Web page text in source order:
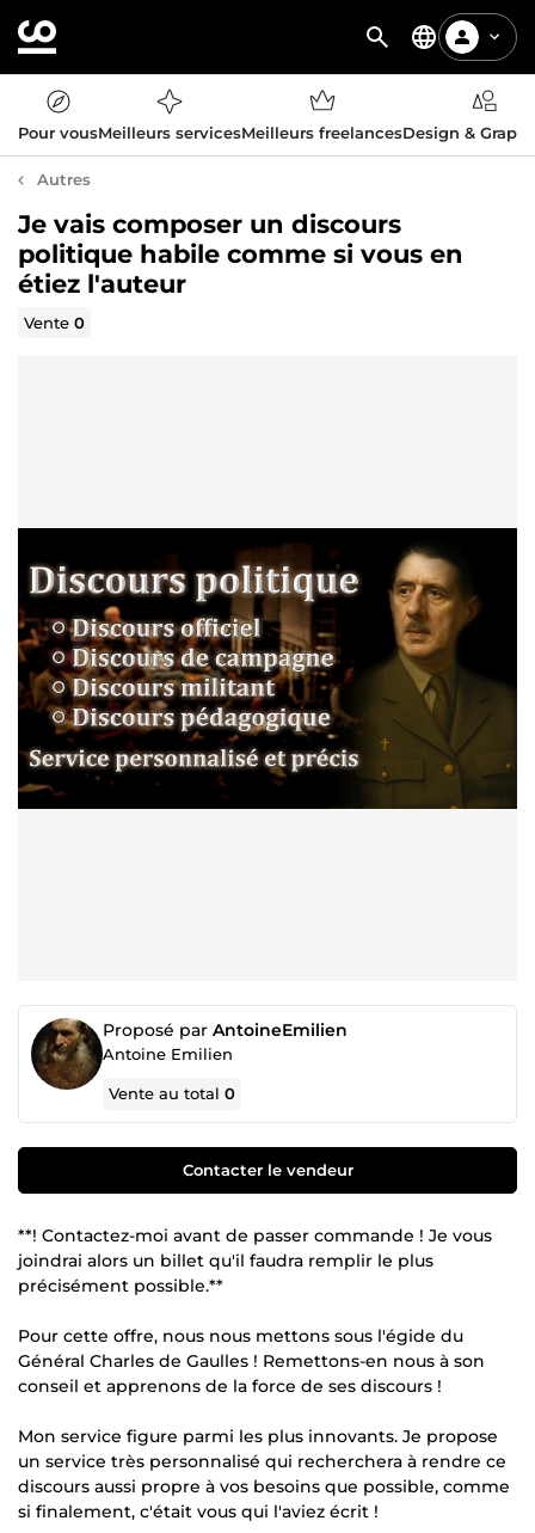
Pour vousMeilleurs servicesMeilleurs freelancesDesign &
Autres
Je vais composer un discours
politique habile comme si vous en
étiez l'auteur
Vente0
Proposé par AntoineEmilien
Antoine Emilien
Vente au total0
Contacter le vendeur
**! Contactez-moi avant de passer commande ! Je vous
joindrai alors un billet qu'il faudra remplir le plus
précisément possible.**
Pour cette offre, nous nous mettons sous l'égide du
Général Charles de Gaulles ! Remettons-en nous à son
conseil et apprenons de la force de ses discours !
Mon service figure parmi les plus innovants. Je propose
un service très personnalisé qui recherchera à rendre ce
discours aussi propre à vos besoins que possible, comme
si finalement, c'était vous qui l'aviez écrit !